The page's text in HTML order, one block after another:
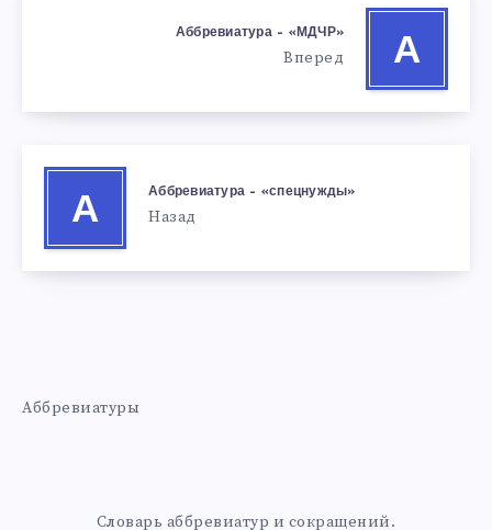
А
Аббревиатура – «МДЧР»
Вперед
А
Аббревиатура – «спецнужды»
Назад
Аббревиатуры
Словарь аббревиатур и сокращений.